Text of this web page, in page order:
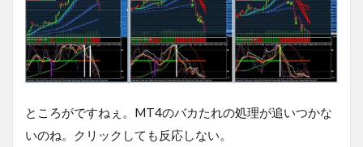
ところがですねぇ。MT4のバカたれの処理が追いつかな
いのね。クリックしても反応しない。